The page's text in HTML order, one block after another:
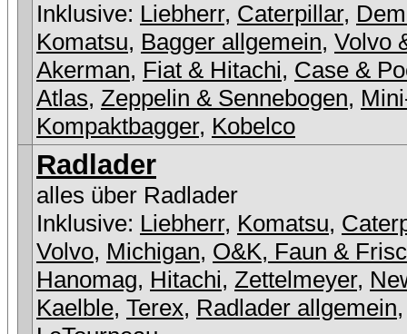
Inklusive: Liebherr, Caterpillar,
Komatsu, Bagger allgemein, Volvo
Akerman, Fiat & Hitachi, Case &
Atlas, Zeppelin & Sennebogen,
Kompaktbagger, Kobelco
Radlader
alles über Radlader
Inklusive: Liebherr, Komatsu,
Volvo, Michigan, O&K, Faun &
Hanomag, Hitachi, Zettelmeyer,
Kaelble, Terex, Radlader allgemein,